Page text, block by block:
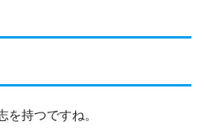
を持つですね。